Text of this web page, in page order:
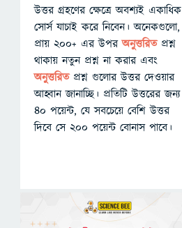
উত্তর গ্রহণের ক্ষেত্রে অবশ্যই একাধিক
সোর্স যাচাই করে নিবেন। অনেকগুলো,
প্রায় ২০০+ এর উপরঅনুত্তরিতপ্রশ্ন
থাকায় নতুন প্রশ্ন না করার এবং
অনুত্তরিত প্রশ্ন গুলোর উত্তর দেওয়ার
আহ্বান জানাচ্ছি। প্রতিটি উত্তরের জন্য
৪০ পয়েন্ট, যে সবচেয়ে বেশি উত্তর
দিবে সে ২০০ পয়েন্ট বোনাস পাবে।